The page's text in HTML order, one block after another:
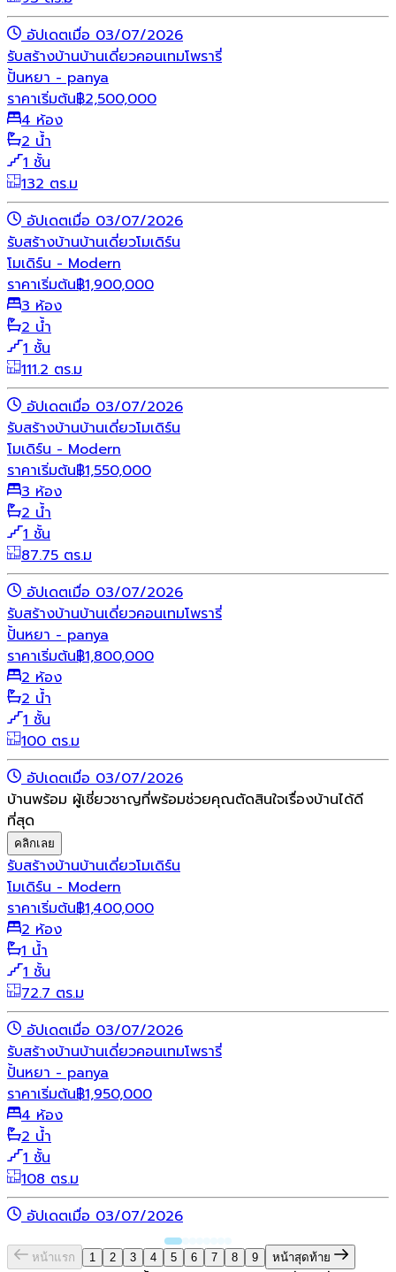
อัปเดตเมื่อ 03/07/2026
รับสร้างบ้านบ้านเดี่ยวคอนเทมโพรารี่
ปั้นหยา - panya
ราคาเริ่มต้น฿2,500,000
4 ห้อง
2 น้ำ
1 ชั้น
132 ตร.ม
อัปเดตเมื่อ 03/07/2026
รับสร้างบ้านบ้านเดี่ยวโมเดิร์น
โมเดิร์น - Modern
ราคาเริ่มต้น฿1,900,000
3 ห้อง
2 น้ำ
1 ชั้น
111.2 ตร.ม
อัปเดตเมื่อ 03/07/2026
รับสร้างบ้านบ้านเดี่ยวโมเดิร์น
โมเดิร์น - Modern
ราคาเริ่มต้น฿1,550,000
3 ห้อง
2 น้ำ
1 ชั้น
87.75 ตร.ม
อัปเดตเมื่อ 03/07/2026
รับสร้างบ้านบ้านเดี่ยวคอนเทมโพรารี่
ปั้นหยา - panya
ราคาเริ่มต้น฿1,800,000
2 ห้อง
2 น้ำ
1 ชั้น
100 ตร.ม
อัปเดตเมื่อ 03/07/2026
บ้านพร้อม ผู้เชี่ยวชาญที่พร้อมช่วยคุณตัดสินใจเรื่องบ้านได้ดี
ที่สุด
คลิกเลย
รับสร้างบ้านบ้านเดี่ยวโมเดิร์น
โมเดิร์น - Modern
ราคาเริ่มต้น฿1,400,000
2 ห้อง
1 น้ำ
1 ชั้น
72.7 ตร.ม
อัปเดตเมื่อ 03/07/2026
รับสร้างบ้านบ้านเดี่ยวคอนเทมโพรารี่
ปั้นหยา - panya
ราคาเริ่มต้น฿1,950,000
4 ห้อง
2 น้ำ
1 ชั้น
108 ตร.ม
อัปเดตเมื่อ 03/07/2026
หน้าแรก 1 2 3 4 5 6 7 8 9 หน้าสุดท้าย